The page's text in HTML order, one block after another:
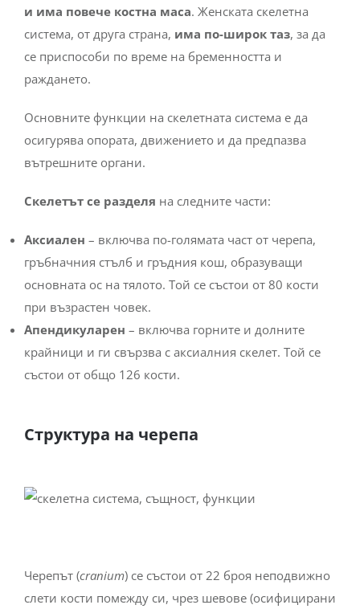
и има повече костна маса. Женската скелетна
система, от друга страна, има по-широк таз, за да
се приспособи по време на бременността и
раждането.
Основните функции на скелетната система е да
осигурява опората, движението и да предпазва
вътрешните органи.
Скелетът се разделя на следните части:
Аксиален – включва по-голямата част от черепа,
гръбначния стълб и гръдния кош, образуващи
основната ос на тялото. Той се състои от 80 кости
при възрастен човек.
Апендикуларен – включва горните и долните
крайници и ги свързва с аксиалния скелет. Той се
състои от общо 126 кости.
Структура на черепа
Черепът (cranium) се състои от 22 броя неподвижно
слети кости помежду си, чрез шевове (осифицирани